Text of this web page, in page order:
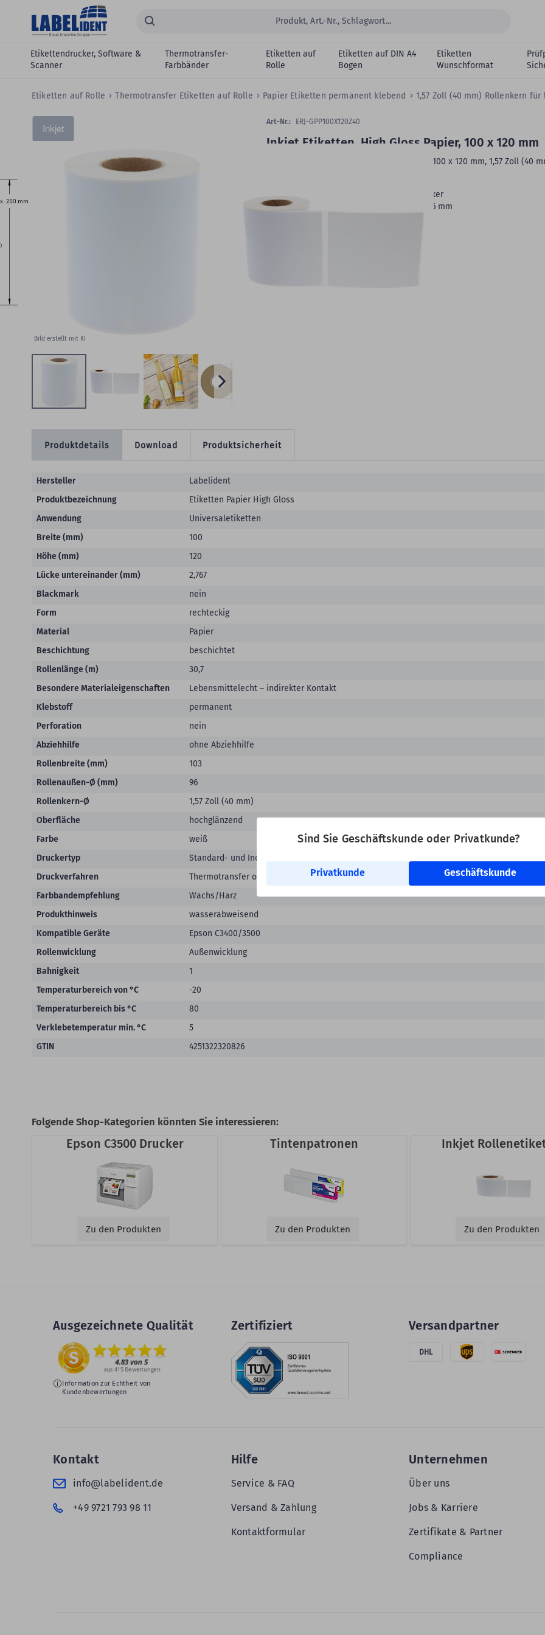
Sind Sie Geschäftskunde oder Privatkunde?
Privatkunde Geschäftskunde
Zum Hauptinhalt springen
Suchen...
Etikettendrucker, Software &
Scanner
Thermotransfer-
Farbbänder
Etiketten auf
Rolle
Etiketten auf DIN A4
Bogen
Etiketten
Wunschformat
Etiketten auf Rolle Thermotransfer Etiketten auf Rolle Papier Etiketten permanent klebend 1,57 Zoll (40 mm) Rollenkern
Ende
der
Inkjet
Bild erstellt mit KI
the
Inkjet Etiketten, High Gloss Papier, 100 x 120 mm
Inkjet Etiketten, weiß, permanent klebend, 100 x 120 mm, 1,57 Zoll (40
Art-Nr.: ERJ-GPP100X120Z40
Standard- und Industriedrucker
Rollenbreite:
96 mm
Produktdetails
Produktdetails
Hersteller
Labelident
Produktbezeichnung
Etiketten Papier High Gloss
Anwendung
Universaletiketten
Breite (mm)
100
Höhe (mm)
120
Lücke untereinander (mm)
2,767
Blackmark
nein
Form
rechteckig
Material
Papier
Beschichtung
beschichtet
Rollenlänge (m)
30,7
Besondere Materialeigenschaften
Lebensmittelecht – indirekter Kontakt
Klebstoff
permanent
Perforation
nein
Abziehhilfe
ohne Abziehhilfe
Rollenbreite (mm)
103
Rollenaußen-Ø (mm)
96
Rollenkern-Ø
1,57 Zoll (40 mm)
Oberfläche
hochglänzend
Farbe
weiß
Druckertyp
Standard- und Industriedrucker
Druckverfahren
Thermotransfer oder Inkjet
Farbbandempfehlung
Wachs/Harz
Produkthinweis
wasserabweisend
Kompatible Geräte
Epson C3400/3500
Rollenwicklung
Außenwicklung
Bahnigkeit
1
Temperaturbereich von °C
-20
Temperaturbereich bis °C
80
Verklebetemperatur min. °C
5
GTIN
4251322320826
Download Produktsicherheit
Folgende Shop-Kategorien könnten Sie interessieren:
Epson C3500 Drucker
Zu den Produkten
Tintenpatronen
Zu den Produkten
Inkjet
Zu den Produkten
Ausgezeichnete Qualität
Information zur Echtheit von
Kundenbewertungen
Zertifiziert Versandpartner
DHL
Kontakt
info@labelident.de
+49 9721 793 98 11
Hilfe
Service & FAQ
Versand & Zahlung
Kontaktformular
Unternehmen
Über uns
Jobs & Karriere
Zertifikate & Partner
Compliance